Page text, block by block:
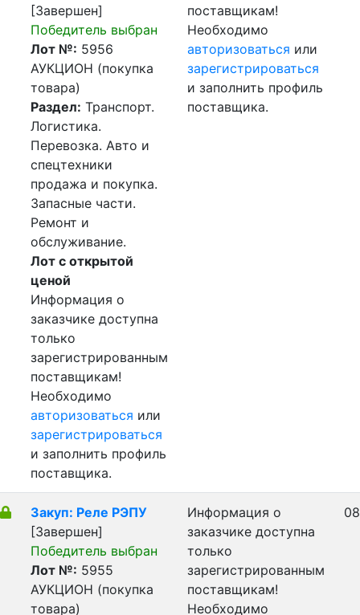
[Завершен]
Победитель выбран
Лот №: 5956
АУКЦИОН (покупка
товара)
Раздел: Транспорт.
Логистика.
Перевозка. Авто и
спецтехники
продажа и покупка.
Запасные части.
Ремонт и
обслуживание.
Лот с открытой
ценой
Информация о
заказчике доступна
только
зарегистрированным
поставщикам!
Необходимо
авторизоваться или
зарегистрироваться
и заполнить профиль
поставщика.
поставщикам!
Необходимо
авторизоваться или
зарегистрироваться
и заполнить профиль
поставщика.
Закуп: Реле РЭПУ
[Завершен]
Победитель выбран
Лот №: 5955
АУКЦИОН (покупка
товара)
Информация о
заказчике доступна
только
зарегистрированным
поставщикам!
Необходимо